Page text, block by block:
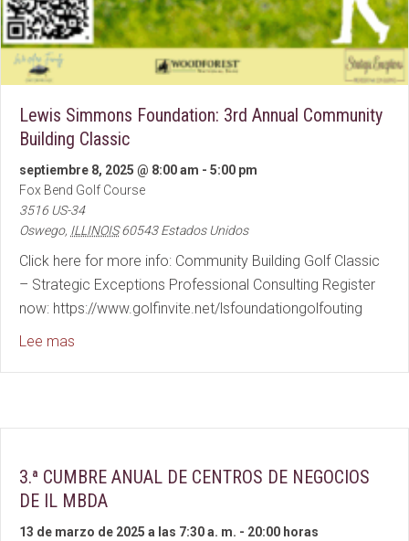
Lewis Simmons Foundation: 3rd Annual Community
Building Classic
septiembre 8, 2025 @ 8:00 am - 5:00 pm
Fox Bend Golf Course
3516 US-34
Oswego, ILLINOIS 60543 Estados Unidos
Click here for more info: Community Building Golf Classic
– Strategic Exceptions Professional Consulting Register
now: https://www.golfinvite.net/lsfoundationgolfouting
Lee mas
3.ª CUMBRE ANUAL DE CENTROS DE NEGOCIOS
DE IL MBDA
13 de marzo de 2025 a las 7:30 a. m. - 20:00 horas